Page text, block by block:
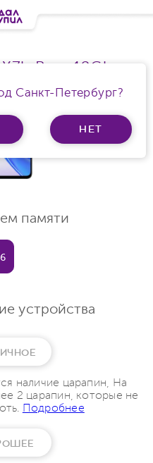
Санкт-Петербург?
НЕТ
Ram 12Gb
памяти
устройства
наличие царапин, На
2 царапин, которые не
Подробнее